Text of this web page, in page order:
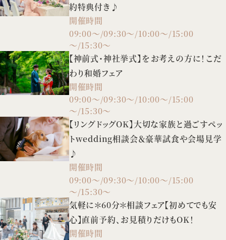
約特典付き♪
開催時間
09:00～/09:30～/10:00～/15:00
～/15:30～
【神前式・神社挙式】をお考えの方に！こだ
わり和婚フェア
開催時間
09:00～/09:30～/10:00～/15:00
～/15:30～
【リングドッグOK】大切な家族と過ごすペッ
トwedding相談会＆豪華試食や会場見学
♪
開催時間
09:00～/09:30～/10:00～/15:00
～/15:30～
気軽に＊60分＊相談フェア【初めてでも安
心】直前予約、お見積りだけもOK！
開催時間